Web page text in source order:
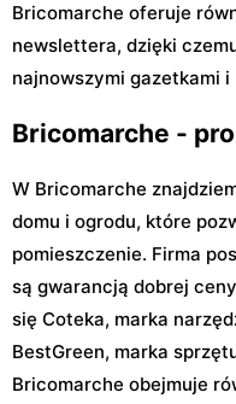
Bricomarche oferuje
newslettera, dzięki
najnowszymi gazetkami
Bricomarche -
W Bricomarche
domu i ogrodu, które
pomieszczenie. Firma
są gwarancją dobrej
się Coteka, marka
BestGreen, marka
Bricomarche obejmuje